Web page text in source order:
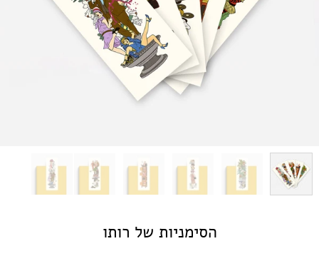
הסימניות של רותו